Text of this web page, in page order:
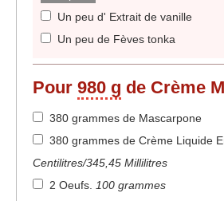
Un peu d' Extrait de vanille
Un peu de Fèves tonka
Pour 980 g de Crème
380 grammes de Mascarpone
380 grammes de Crème Liquide
Centilitres/345,45 Millilitres
2 Oeufs. 100 grammes